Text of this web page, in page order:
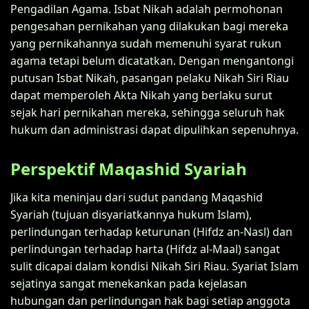
Pengadilan Agama. Isbat Nikah adalah permohonan
pengesahan pernikahan yang dilakukan bagi mereka
yang pernikahannya sudah memenuhi syarat rukun
agama tetapi belum dicatatkan. Dengan mengantongi
putusan Isbat Nikah, pasangan pelaku Nikah Siri Riau
dapat memperoleh Akta Nikah yang berlaku surut
sejak hari pernikahan mereka, sehingga seluruh hak
hukum dan administrasi dapat dipulihkan sepenuhnya.
Perspektif Maqashid Syariah
Jika kita meninjau dari sudut pandang Maqashid
Syariah (tujuan disyariatkannya hukum Islam),
perlindungan terhadap keturunan (Hifdz an-Nasl) dan
perlindungan terhadap harta (Hifdz al-Maal) sangat
sulit dicapai dalam kondisi Nikah Siri Riau. Syariat Islam
sejatinya sangat menekankan pada kejelasan
hubungan dan perlindungan hak bagi setiap anggota